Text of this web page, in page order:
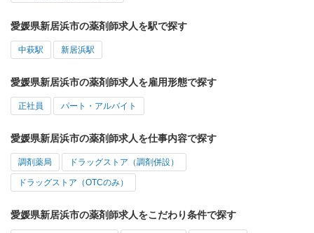
愛媛県新居浜市の薬剤師求人を駅で探す
中萩駅 新居浜駅
愛媛県新居浜市の薬剤師求人を雇用形態で探す
正社員 パート・アルバイト
愛媛県新居浜市の薬剤師求人を仕事内容で探す
調剤薬局 ドラッグストア（調剤併設）
ドラッグストア（OTCのみ）
愛媛県新居浜市の薬剤師求人をこだわり条件で探す